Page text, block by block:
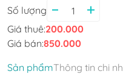
Số lượng
Giá thuê:200.000
Giá bán:850.000
Sản phẩmThông tin chi